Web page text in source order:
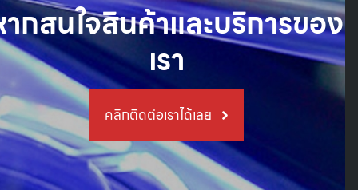
กสนใจสินค้าและบริการของ
เรา
คลิกติดต่อเราได้เลย